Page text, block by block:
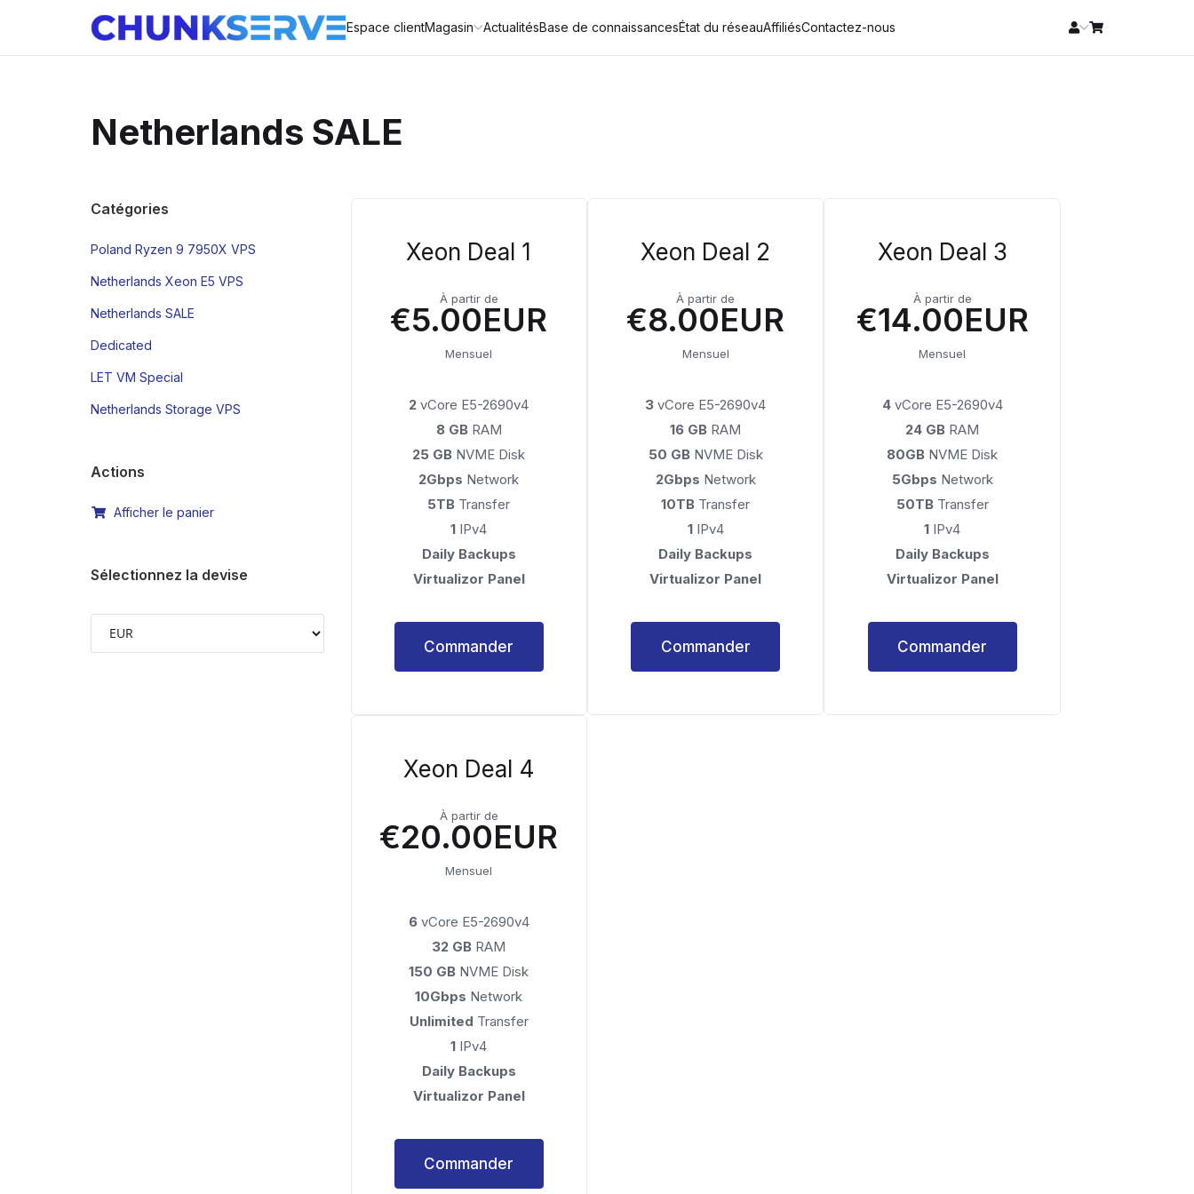
Espace clientMagasin ActualitésBase de connaissancesÉtat du réseauAffiliésContactez-nous
Netherlands SALE
Catégories
Poland Ryzen 9 7950X VPS
Netherlands Xeon E5 VPS
Netherlands SALE
Dedicated
LET VM Special
Netherlands Storage VPS
Actions
Afficher le panier
Sélectionnez la devise
Xeon Deal 1
À partir de
€5.00EUR
Mensuel
2 vCore E5-2690v4
8 GB RAM
25 GB NVME Disk
2Gbps Network
5TB Transfer
1 IPv4
Daily Backups
Virtualizor Panel
Commander
Xeon Deal 2
À partir de
€8.00EUR
Mensuel
3 vCore E5-2690v4
16 GB RAM
50 GBNVME Disk
2Gbps Network
10TB Transfer
1IPv4
Daily Backups
Virtualizor Panel
Commander
Xeon Deal 3
À partir de
€14.00EUR
Mensuel
4vCore E5-2690v4
24 GB RAM
80GB NVME Disk
5Gbps Network
50TBTransfer
1 IPv4
Daily Backups
Virtualizor Panel
Commander
Xeon Deal 4
À partir de
€20.00EUR
Mensuel
6vCore E5-2690v4
32 GB RAM
150 GB NVME Disk
10Gbps Network
Unlimited Transfer
1 IPv4
Daily Backups
Virtualizor Panel
Commander